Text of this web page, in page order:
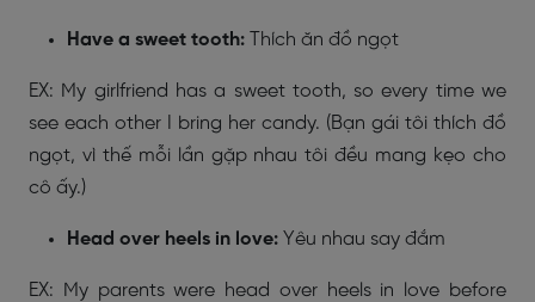
Have a sweet tooth: Thích ăn đồ ngọt
EX: My girlfriend has a sweet tooth, so every time we
see each other I bring her candy. (Bạn gái tôi thích đồ
ngọt, vì thế mỗi lần gặp nhau tôi đều mang kẹo cho
cô ấy.)
Head over heels in love: Yêu nhau say đắm
EX: My parents were head over heels in love before